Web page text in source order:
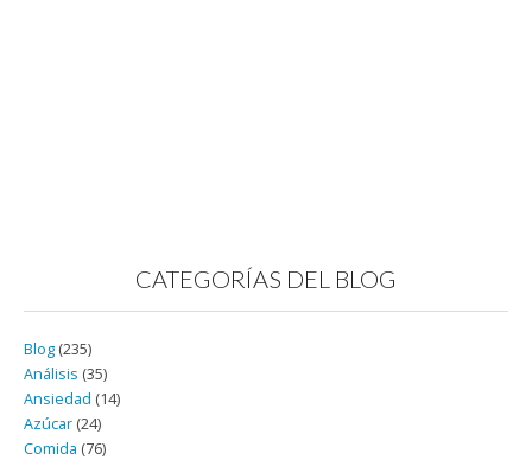
CATEGORÍAS DEL BLOG
Blog (235)
Análisis (35)
Ansiedad (14)
Azúcar (24)
Comida (76)